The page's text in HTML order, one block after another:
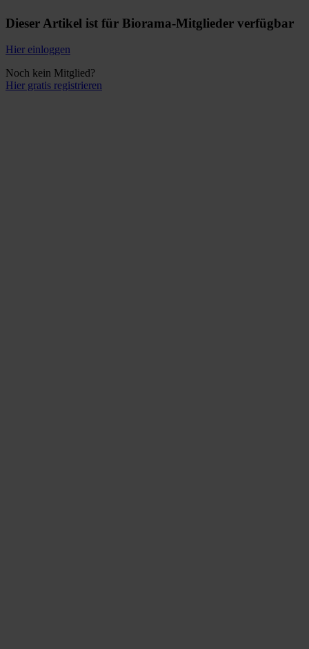
Dieser Artikel ist für Biorama-Mitglieder verfügbar
Hier einloggen
Noch kein Mitglied?
Hier gratis registrieren